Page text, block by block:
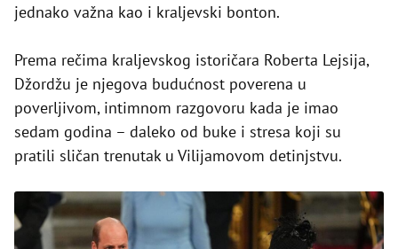
jednako važna kao i kraljevski bonton.
Prema rečima kraljevskog istoričara Roberta Lejsija,
Džordžu je njegova budućnost poverena u
poverljivom, intimnom razgovoru kada je imao
sedam godina – daleko od buke i stresa koji su
pratili sličan trenutak u Vilijamovom detinjstvu.